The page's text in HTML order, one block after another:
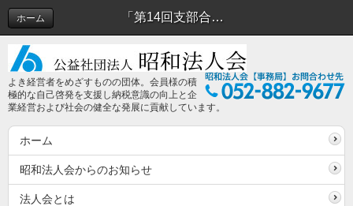
「第14回支部合同狂言鑑賞会」の受付を終了しました | 昭和法人会からのお知らせ
ホーム
よき経営者をめざすものの団体。会員様の積
極的な自己啓発を支援し納税意識の向上と企
業経営および社会の健全な発展に貢献しています。
ホーム
昭和法人会からのお知らせ
法人会とは